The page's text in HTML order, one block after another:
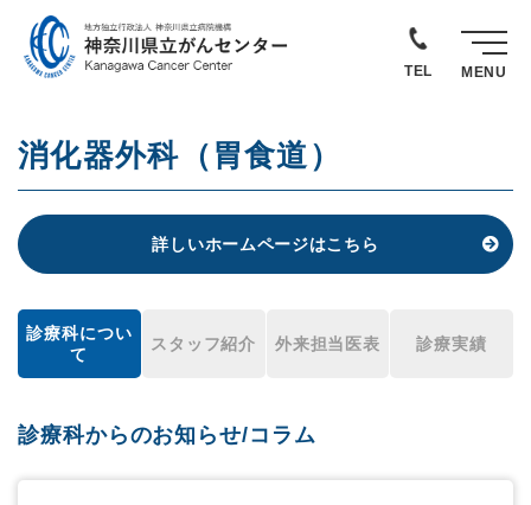
TEL MENU
消化器外科（胃食道）
詳しいホームページはこちら
診療科につい
て
スタッフ紹介 外来担当医表 診療実績
診療科からのお知らせ/コラム